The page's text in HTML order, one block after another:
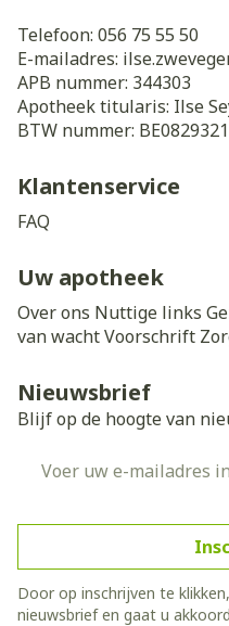
Telefoon: 056 75 55 50
E-mailadres:
APB nummer: 344303
Apotheek titularis: Ilse
BTW nummer:
Klantenservice
FAQ
Uw apotheek
Over ons Nuttige links
van wachtVoorschrift
Nieuwsbrief
Blijf op de hoogte van
Door op inschrijven te
nieuwsbrief en gaat u